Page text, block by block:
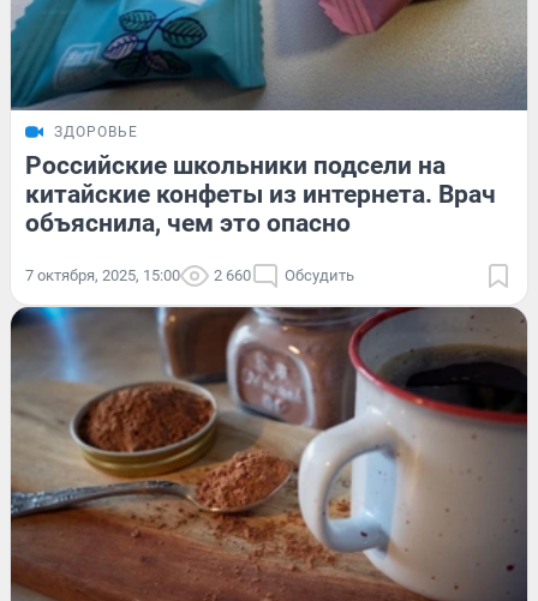
ЗДОРОВЬЕ
Российские школьники подсели на
китайские конфеты из интернета. Врач
объяснила, чем это опасно
7 октября, 2025, 15:00 2 660 Обсудить